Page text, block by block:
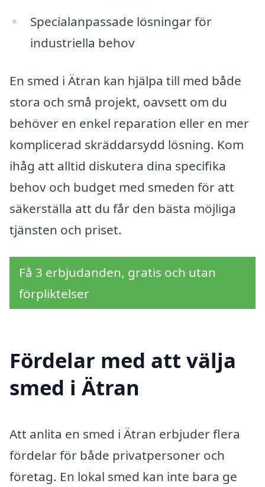
Specialanpassade lösningar för
industriella behov
En smed i Ätran kan hjälpa till med både
stora och små projekt, oavsett om du
behöver en enkel reparation eller en mer
komplicerad skräddarsydd lösning. Kom
ihåg att alltid diskutera dina specifika
behov och budget med smeden för att
säkerställa att du får den bästa möjliga
tjänsten och priset.
Få 3 erbjudanden, gratis och utan
förpliktelser
Fördelar med att välja
smed i Ätran
Att anlita en smed i Ätran erbjuder flera
fördelar för både privatpersoner och
företag. En lokal smed kan inte bara ge